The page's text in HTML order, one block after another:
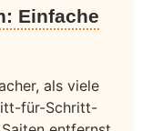
Einfache
als viele
für-Schritt-